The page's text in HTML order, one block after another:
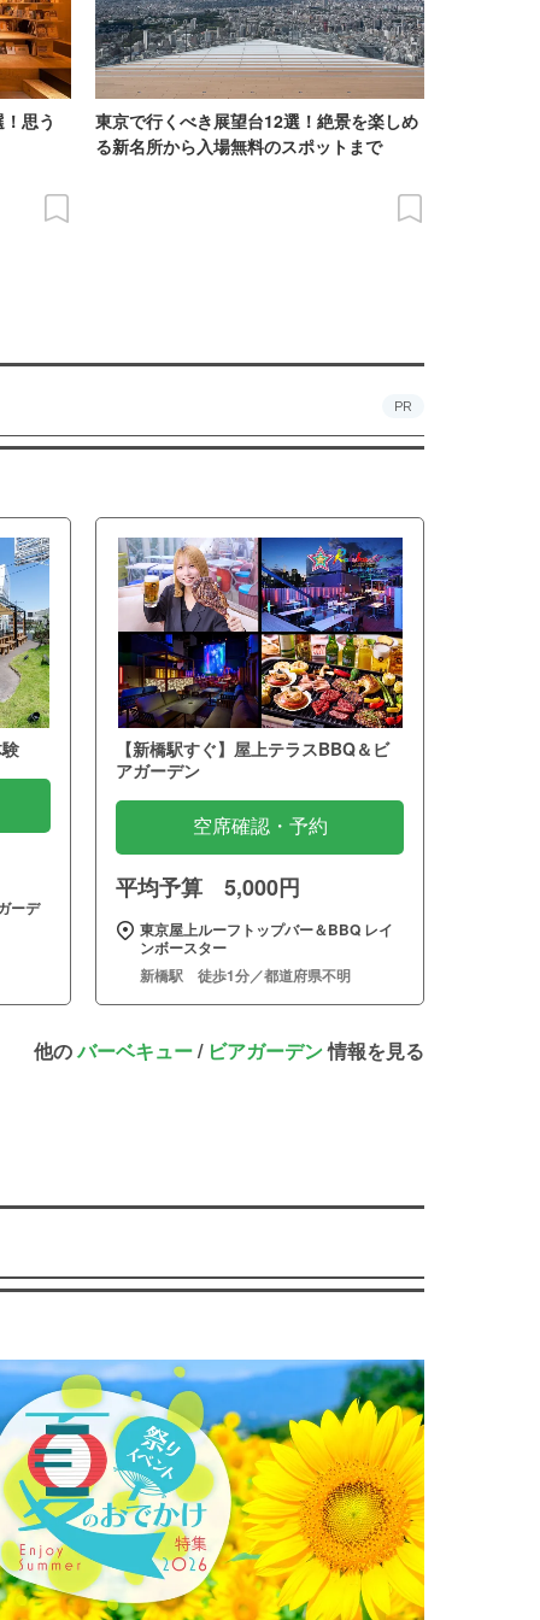
思う
東京で行くべき展望台12選！絶景を楽しめ
る新名所から入場無料のスポットまで
PR
ーデ
【新橋駅すぐ】屋上テラスBBQ＆ビ
アガーデン
空席確認・予約
平均予算 5,000円
東京屋上ルーフトップバー＆BBQ レイ
ンボースター
新橋駅 徒歩1分／都道府県不明
他のバーベキュー/ ビアガーデン情報を見る